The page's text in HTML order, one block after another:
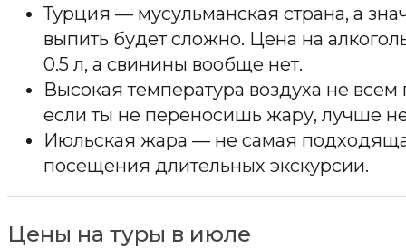
Турция — мусульманская страна, а
выпить будет сложно. Цена на
0.5 л, а свинины вообще нет.
Высокая температура воздуха не
если ты не переносишь жару, лучше
Июльская жара — не самая
посещения длительных экскурсии.
Цены на туры в июле